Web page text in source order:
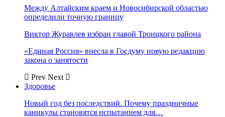
Между Алтайским краем и Новосибирской областью
определили точную границу
Виктор Журавлев избран главой Троицкого района
«Единая Россия» внесла в Госдуму новую редакцию
закона о занятости
Prev Next
Здоровье
Новый год без последствий. Почему праздничные
каникулы становятся испытанием для…